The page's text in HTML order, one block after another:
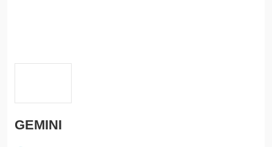
GEMINI